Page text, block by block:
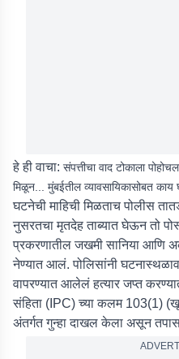
हे ही वाचा: संपत्तीचा वाद टोकाला
मिळून... मुंबईतील व्यावसायिकासोबत
घटनेची माहिची मिळताच पोलीस
नुसरतचा मृतदेह ताब्यात घेऊन तो
प्रकरणातील जखमी सानिया आणि
नेण्यात आलं. पोलिसांनी
वापरण्यात आलेलं हत्यार जप्त
संहिता (IPC) च्या कलम 103(1)
अंतर्गत गुन्हा दाखल केला असून